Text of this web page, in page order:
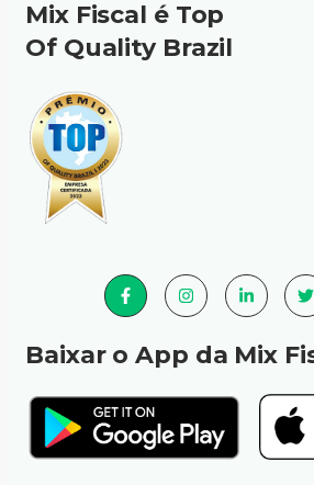
Mix Fiscal é Top
Of Quality Brazil
Baixar o App da Mix